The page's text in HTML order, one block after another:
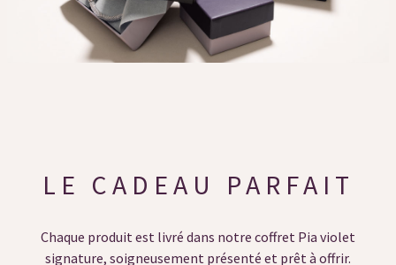
LE CADEAU PARFAIT
Chaque produit est livré dans notre coffret Pia violet
signature, soigneusement présenté et prêt à offrir.